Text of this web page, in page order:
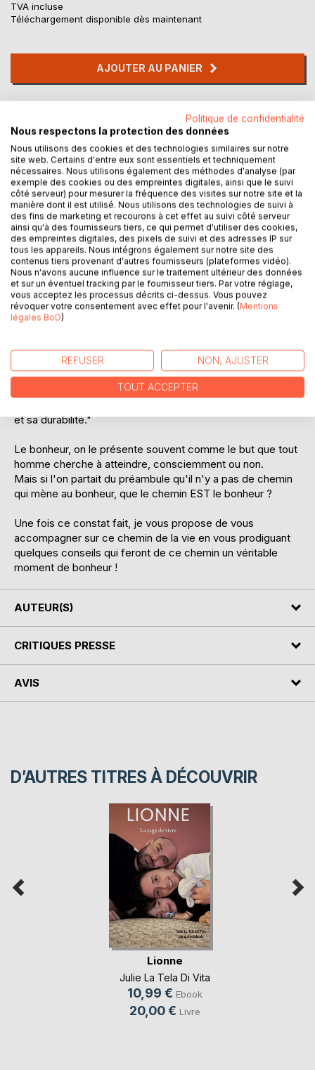
TVA incluse
Téléchargement disponible dès maintenant
AJOUTER AU PANIER
Laisser un avis
DESCRIPTION
De tout temps, l'être humain a aspiré au bonheur. Qu'il soit
présent ou à venir.
Mais qu'est-ce vraiment que le bonheur ?
Si l'on se contente de la définition du dictionnaire, alors il
à une circonstance.
Personnellement, j'aime assez cette définition simple mais
qui me paraît bien résumer mon propos : "Le bonheur est
et sa durabilité."
Le bonheur, on le présente souvent comme le but que tout
homme cherche à atteindre, consciemment ou non.
Mais si l'on partait du préambule qu'il n'y a pas de chemin
qui mène au bonheur, que le chemin EST le bonheur ?
Une fois ce constat fait, je vous propose de vous
accompagner sur ce chemin de la vie en vous prodiguant
quelques conseils qui feront de ce chemin un véritable
moment de bonheur !
AUTEUR(S)
CRITIQUES PRESSE
AVIS
D’AUTRES TITRES À DÉCOUVRIR
Lionne
Julie La Tela Di Vita
10,99 € Ebook
20,00 € Livre
Politique de confidentialité
Nous respectons la protection des données
Nous utilisons des cookies et des technologies similaires sur notre
site web. Certains d'entre eux sont essentiels et techniquement
nécessaires. Nous utilisons également des méthodes d'analyse (par
exemple des cookies ou des empreintes digitales, ainsi que le suivi
côté serveur) pour mesurer la fréquence des visites sur notre site et la
manière dont il est utilisé. Nous utilisons des technologies de suivi à
des fins de marketing et recourons à cet effet au suivi côté serveur
ainsi qu'à des fournisseurs tiers, ce qui permet d'utiliser des cookies,
des empreintes digitales, des pixels de suivi et des adresses IP sur
tous les appareils. Nous intégrons également sur notre site des
contenus tiers provenant d'autres fournisseurs (plateformes vidéo).
Nous n'avons aucune influence sur le traitement ultérieur des données
et sur un éventuel tracking par le fournisseur tiers. Par votre réglage,
vous acceptez les processus décrits ci-dessus. Vous pouvez
révoquer votre consentement avec effet pour l'avenir. (Mentions
légales BoD)
REFUSER NON, AJUSTER
TOUT ACCEPTER